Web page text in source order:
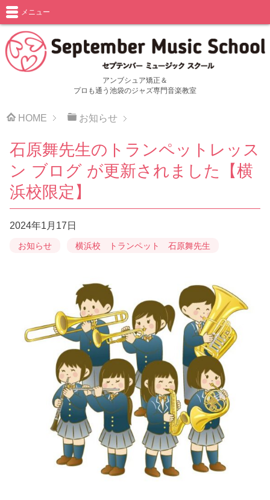
アンブシュア矯正＆
プロも通う池袋のジャズ専門音楽教室
メニュー
HOME お知らせ
石原舞先生のトランペットレッス
ン ブログ が更新されました【横
浜校限定】
2024年1月17日
お知らせ 横浜校 トランペット 石原舞先生